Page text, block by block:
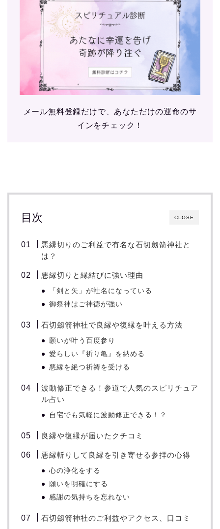
メール無料登録だけで、あなただけの運命のサ
インをチェック！
CLOSE
目次
悪縁切りのご利益で有名な石切劔箭神社と
は？
悪縁切りと縁結びに強い理由
「剣と矢」が社名になっている
御祭神はご神徳が強い
石切劔箭神社で良縁や復縁を叶える方法
願いが叶う百度参り
愛らしい『祈り亀』を納める
悪縁を絶つ祈祷を受ける
波動修正できる！参道で人気のスピリチュア
ル占い
自宅でも気軽に波動修正できる！？
良縁や復縁が届いたクチコミ
悪縁斬りして良縁を引き寄せる参拝の心得
心の浄化をする
願いを明確にする
感謝の気持ちを忘れない
石切劔箭神社のご利益やアクセス、口コミ